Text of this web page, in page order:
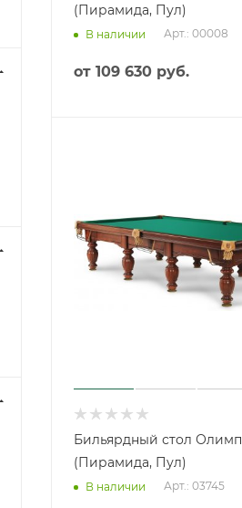
(Пирамида, Пул)
В наличии Арт.: 00008
от 109 630 руб.
Бильярдный стол
(Пирамида, Пул)
В наличии Арт.: 03745